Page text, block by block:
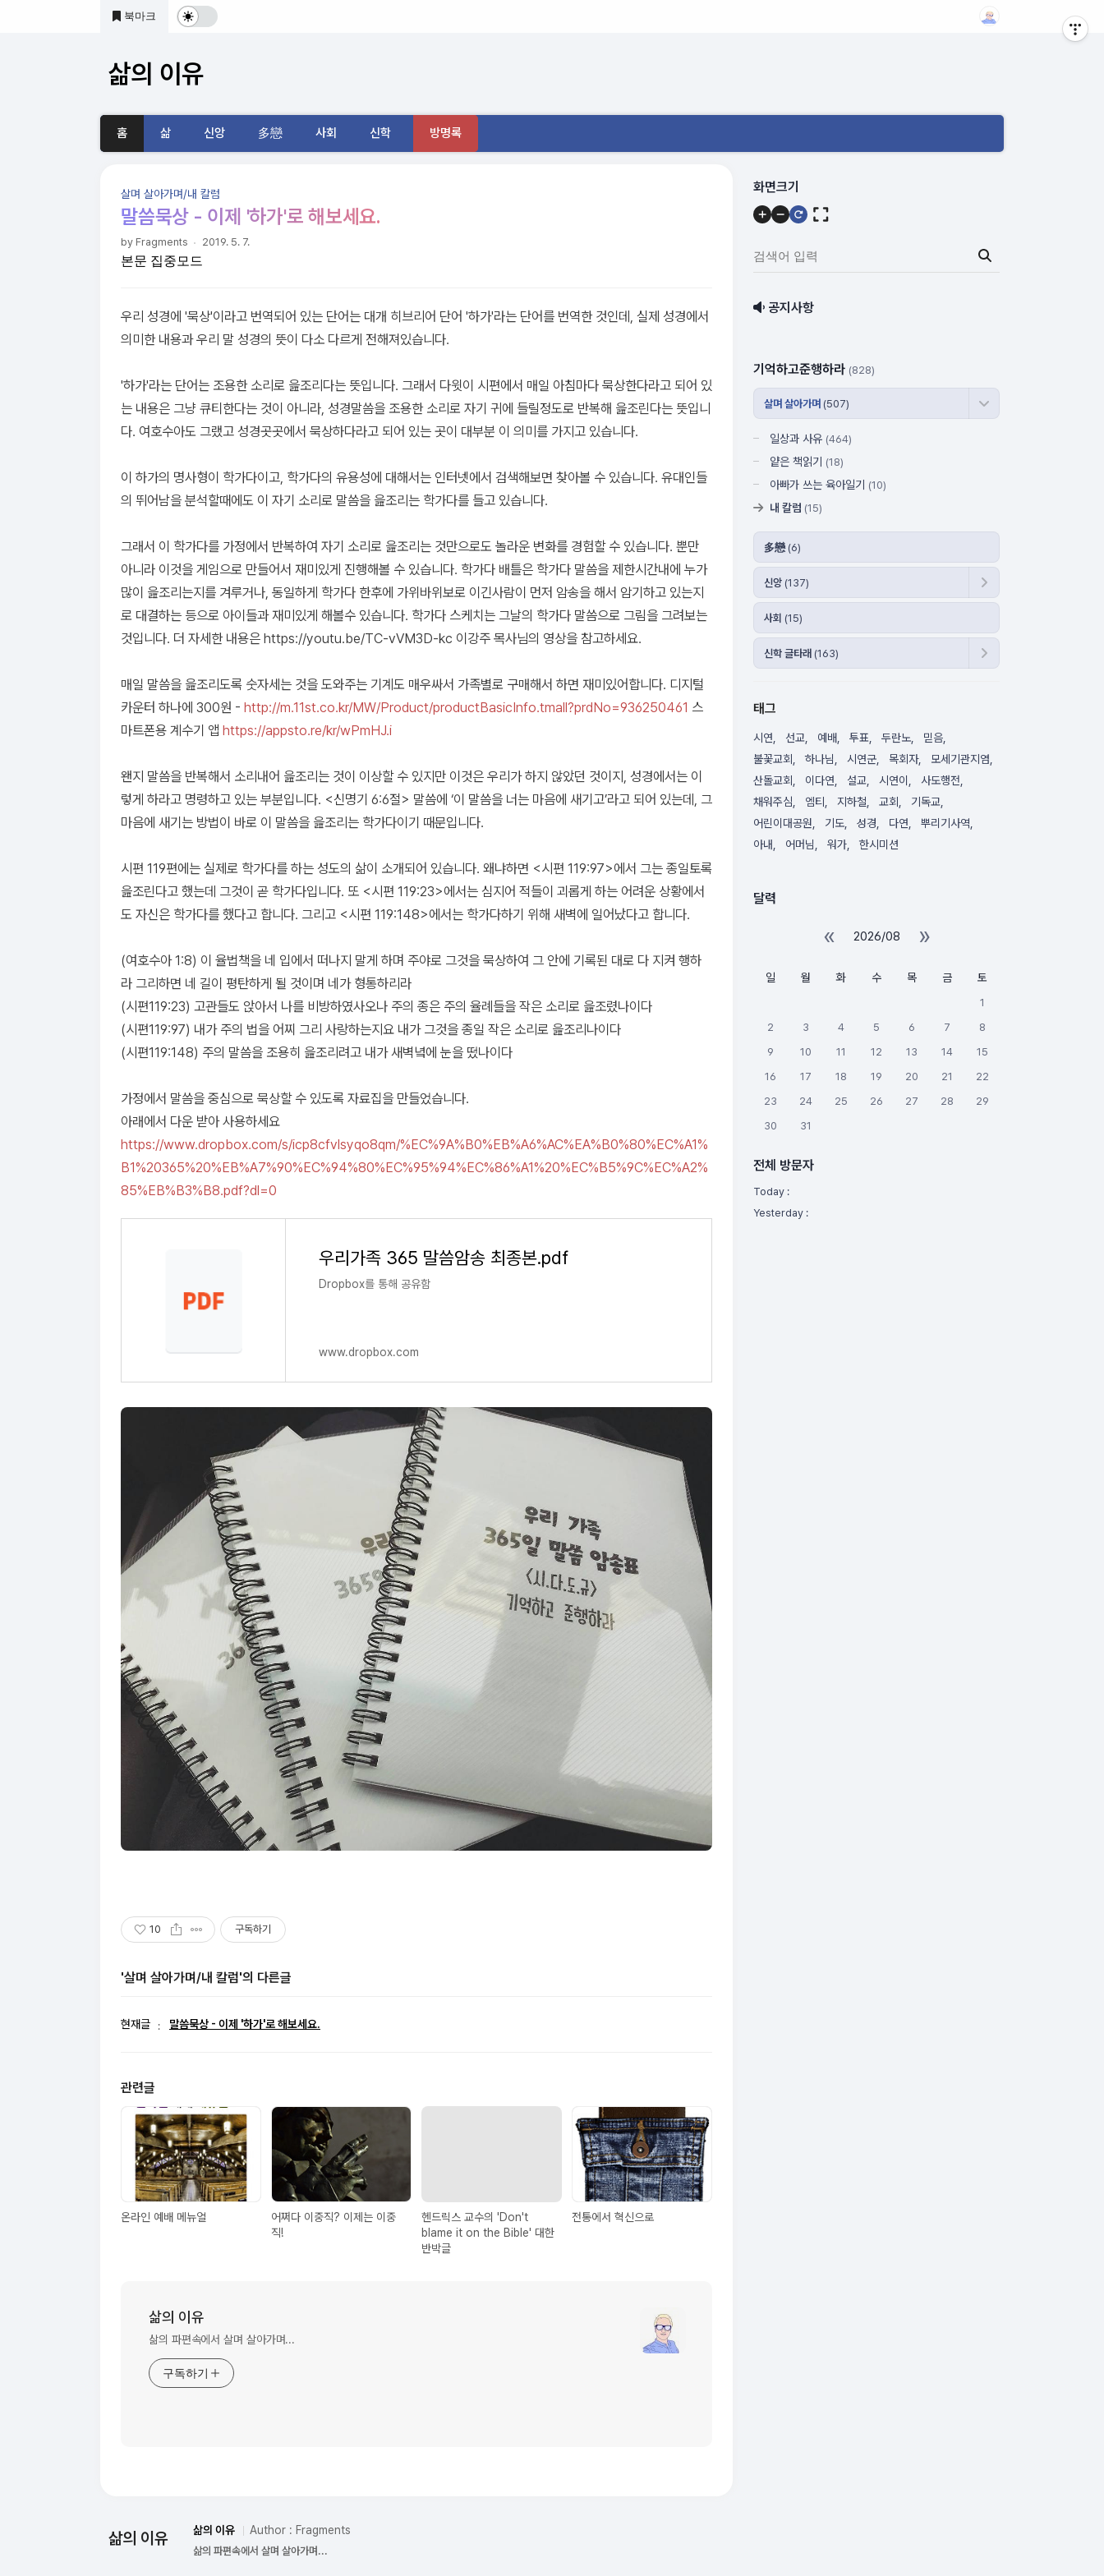
북마크 다
기
드
전
삶의 이유
홈 삶 신앙 多戀 사회 신학 방명록
살며 살아가며/내 칼럼
말씀묵상 - 이제 '하가'로 해보세요.
by Fragments 2019. 5. 7.
본문 집중모드
우리 성경에 '묵상'이라고 번역되어 있는 단어는 대개 히브리어 단어 '하가'라는 단어를 번역한 것인데, 실제 성경에서
의미한 내용과 우리 말 성경의 뜻이 다소 다르게 전해져있습니다.
'하가'라는 단어는 조용한 소리로 읊조리다는 뜻입니다. 그래서 다윗이 시편에서 매일 아침마다 묵상한다라고 되어 있
는 내용은 그냥 큐티한다는 것이 아니라, 성경말씀을 조용한 소리로 자기 귀에 들릴정도로 반복해 읊조린다는 뜻입니
다. 여호수아도 그랬고 성경곳곳에서 묵상하다라고 되어 있는 곳이 대부분 이 의미를 가지고 있습니다.
이 하가의 명사형이 학가다이고, 학가다의 유용성에 대해서는 인터넷에서 검색해보면 찾아볼 수 있습니다. 유대인들
의 뛰어남을 분석할때에도 이 자기 소리로 말씀을 읊조리는 학가다를 들고 있습니다.
그래서 이 학가다를 가정에서 반복하여 자기 소리로 읊조리는 것만으로도 놀라운 변화를 경험할 수 있습니다. 뿐만
아니라 이것을 게임으로 만들어서 재미있게 진행해볼 수 있습니다. 학가다 배틀은 학가다 말씀을 제한시간내에 누가
많이 읊조리는지를 겨루거나, 동일하게 학가다 한후에 가위바위보로 이긴사람이 먼저 암송을 해서 암기하고 있는지
로 대결하는 등으로 아이들과 재미있게 해볼수 있습니다. 학가다 스케치는 그날의 학가다 말씀으로 그림을 그려보는
것입니다. 더 자세한 내용은 https://youtu.be/TC-vVM3D-kc 이강주 목사님의 영상을 참고하세요.
매일 말씀을 읊조리도록 숫자세는 것을 도와주는 기계도 매우싸서 가족별로 구매해서 하면 재미있어합니다. 디지털
카운터 하나에 300원 - http://m.11st.co.kr/MW/Product/productBasicInfo.tmall?prdNo=936250461 스
마트폰용 계수기 앱 https://appsto.re/kr/wPmHJ.i
왠지 말씀을 반복해서 소리내어 읊조리는 것이 이상할 수 있지만 이것은 우리가 하지 않았던 것이지, 성경에서는 이
렇게 하라고 명령하고 있는 부분입니다. <신명기 6:6절> 말씀에 ‘이 말씀을 너는 마음에 새기고’라고 되어 있는데, 그
마음에 새기는 방법이 바로 이 말씀을 읊조리는 학가다이기 때문입니다.
시편 119편에는 실제로 학가다를 하는 성도의 삶이 소개되어 있습니다. 왜냐하면 <시편 119:97>에서 그는 종일토록
읊조린다고 했는데 그것이 곧 학가다입니다. 또 <시편 119:23>에서는 심지어 적들이 괴롭게 하는 어려운 상황에서
도 자신은 학가다를 했다고 합니다. 그리고 <시편 119:148>에서는 학가다하기 위해 새벽에 일어났다고 합니다.
(여호수아 1:8) 이 율법책을 네 입에서 떠나지 말게 하며 주야로 그것을 묵상하여 그 안에 기록된 대로 다 지켜 행하
라 그리하면 네 길이 평탄하게 될 것이며 네가 형통하리라
(시편119:23) 고관들도 앉아서 나를 비방하였사오나 주의 종은 주의 율례들을 작은 소리로 읊조렸나이다
(시편119:97) 내가 주의 법을 어찌 그리 사랑하는지요 내가 그것을 종일 작은 소리로 읊조리나이다
(시편119:148) 주의 말씀을 조용히 읊조리려고 내가 새벽녘에 눈을 떴나이다
가정에서 말씀을 중심으로 묵상할 수 있도록 자료집을 만들었습니다.
아래에서 다운 받아 사용하세요
https://www.dropbox.com/s/icp8cfvlsyqo8qm/%EC%9A%B0%EB%A6%AC%EA%B0%80%EC%A1%
B1%20365%20%EB%A7%90%EC%94%80%EC%95%94%EC%86%A1%20%EC%B5%9C%EC%A2%
85%EB%B3%B8.pdf?dl=0
우리가족 365 말씀암송 최종본.pdf
Dropbox를 통해 공유함
www.dropbox.com
10 구독하기
'살며 살아가며/내 칼럼'의 다른글
현재글 말씀묵상 - 이제 '하가'로 해보세요.
관련글
온라인 예배 메뉴얼
어쩌다 이중직? 이제는 이중
직!
헨드릭스 교수의 'Don't
blame it on the Bible' 대한
반박글
전통에서 혁신으로
삶의 이유
삶의 파편속에서 살며 살아가며...
구독하기
이
메
뉴
내
화면크기
검
색
입 공지사항
기억하고준행하라 (828)
살며 살아가며 (507)
일상과 사유 (464)
얕은 책읽기 (18)
아빠가 쓰는 육아일기 (10)
내 칼럼 (15)
多戀 (6)
신앙 (137)
사회 (15)
신학 글타래 (163)
태그
시연 선교 예배 투표 두란노
믿음
불꽃교회
하나님 시연군 목회자
모세기관지염
산돌교회
이다연 설교 시연이
사도행전
채워주심
엠티 지하철 교회
기독교
어린이대공원
기도 성경 다연
뿌리기사역
아내
어머님 워가 한시미션
달력
« 2026/08 »
일 월 화 수 목 금 토
1
2
3 4 5 6 7
8
9
10 11 12 13 14
15
16
17 18 19 20 21
22
23
24 25 26 27 28
29
30
31
전체 방문자
Today :
Yesterday :
삶의 이유 삶의 이유 Author : Fragments
삶의 파편속에서 살며 살아가며...